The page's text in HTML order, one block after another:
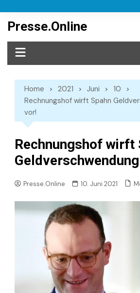
content
Presse.Online
Home 2021 Juni
10
Rechnungshof wirft Spahn
vor!
Rechnungshof wirft
Presse.Online 10. Juni 2021